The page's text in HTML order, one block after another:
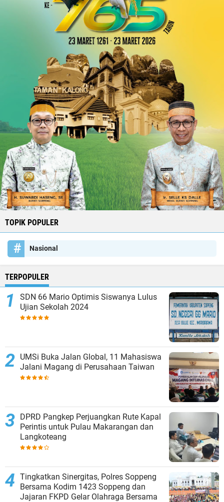
TOPIK POPULER
Nasional
TERPOPULER
SDN 66 Mario Optimis Siswanya Lulus
Ujian Sekolah 2024
UMSi Buka Jalan Global, 11 Mahasiswa
Jalani Magang di Perusahaan Taiwan
DPRD Pangkep Perjuangkan Rute Kapal
Perintis untuk Pulau Makarangan dan
Langkoteang
Tingkatkan Sinergitas, Polres Soppeng
Bersama Kodim 1423 Soppeng dan
Jajaran FKPD Gelar Olahraga Bersama